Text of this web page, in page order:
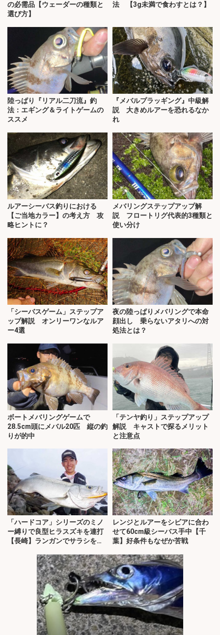
の必需品【ウェーダーの種類と
選び方】
法 【3g未満で食わすとは？】
陸っぱり『リアル二刀流』釣
法：エギング＆ライトゲームの
ススメ
『メバルプラッギング』中級解
説 大きめルアーを恐れるなか
れ
ルアーシーバス釣りにおける
【ご当地カラー】の考え方 攻
略ヒントに？
メバリングステップアップ解
説 フロートリグ代表的3種類と
使い分け
「シーバスゲーム」ステップア
ップ解説 オンリーワンなルア
ー4選
夜の陸っぱりメバリングで本命
顔出し 乗らないアタリへの対
処法とは？
ボートメバリングゲームで
28.5cm頭にメバル20匹 縦の釣
りが的中
「テンヤ釣り」ステップアップ
解説 キャストで探るメリット
と注意点
「ハードコア」シリーズのミノ
ー縛りで良型ヒラスズキを連打
【長崎】ランガンでサラシを攻
レンジとルアーをシビアに合わ
せて60cm級シーバス手中【千
葉】好条件もなぜか苦戦